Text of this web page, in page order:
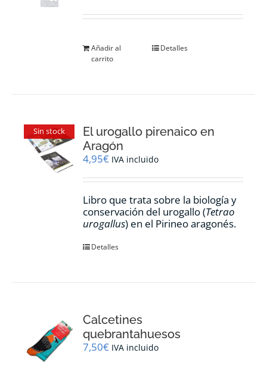
Añadir al
carrito
Detalles
Sin stock
El urogallo pirenaico en
Aragón
4,95€ IVA incluido
Libro que trata sobre la biología y
conservación del urogallo (Tetrao
urogallus) en el Pirineo aragonés.
Detalles
Calcetines
quebrantahuesos
7,50€ IVA incluido